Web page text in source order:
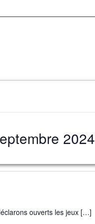
2024
ouverts les jeux […]